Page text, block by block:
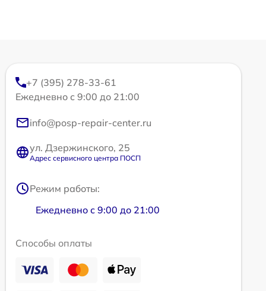
+7 (395) 278-33-61
Ежедневно с 9:00 до 21:00
info@posp-repair-center.ru
ул. Дзержинского, 25
Адрес сервисного центра ПОСП
Режим работы:
Ежедневно с 9:00 до 21:00
Способы оплаты